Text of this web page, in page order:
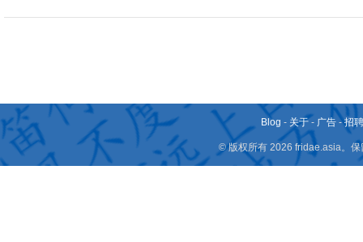
Blog - 关于 - 广告 -招
© 版权所有 2026 fridae.asia。